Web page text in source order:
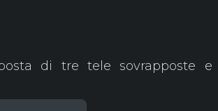
di tre tele sovrapposte e